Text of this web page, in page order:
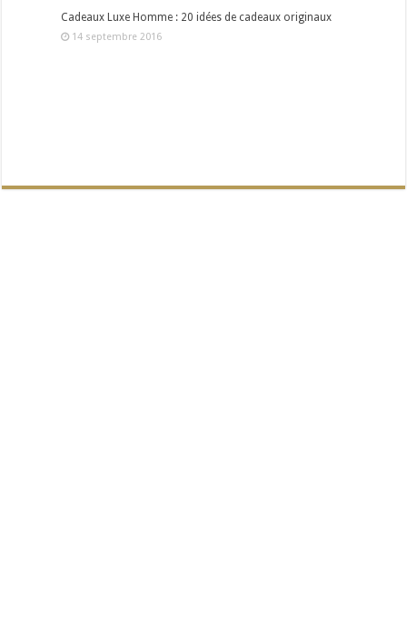
Cadeaux Luxe Homme : 20 idées de cadeaux originaux
14 septembre 2016